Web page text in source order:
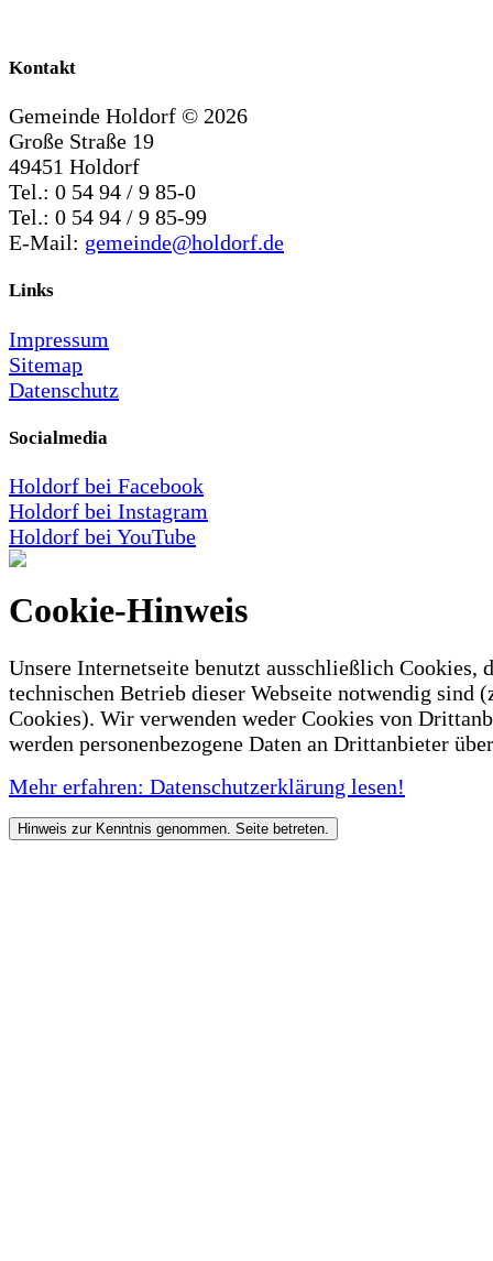
Kontakt
Gemeinde Holdorf © 2026
Große Straße 19
49451 Holdorf
Tel.: 0 54 94 / 9 85-0
Tel.: 0 54 94 / 9 85-99
E-Mail: gemeinde@holdorf.de
Links
Impressum
Sitemap
Datenschutz
Socialmedia
Holdorf bei Facebook
Holdorf bei Instagram
Holdorf bei YouTube
Cookie-Hinweis
Unsere Internetseite benutzt ausschließlich Cookies,
technischen Betrieb dieser Webseite notwendig sind
Cookies). Wir verwenden weder Cookies von
werden personenbezogene Daten an Drittanbieter
Mehr erfahren: Datenschutzerklärung lesen!
Hinweis zur Kenntnis genommen. Seite betreten.